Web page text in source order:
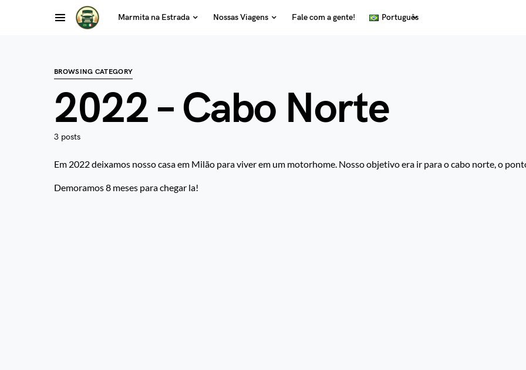
Marmita na Estrada Nossas Viagens Fale com a gente! Português
BROWSING CATEGORY
2022 – Cabo Norte
3 posts
Em 2022 deixamos nosso casa em Milão para viver em um motorhome. Nosso objetivo era ir para o cabo norte, o
Demoramos 8 meses para chegar la!